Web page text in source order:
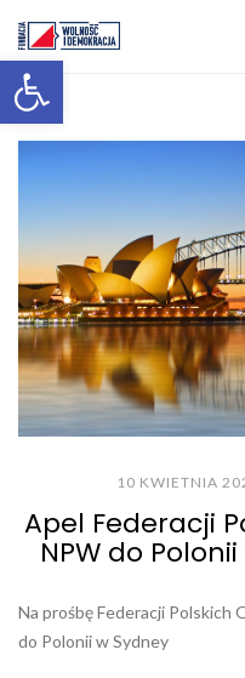
Otwórz pasek narzędzi
10 KWIETNIA
Apel Federacji
NPW do
Na prośbę Federacji Polskich
do Polonii w Sydney